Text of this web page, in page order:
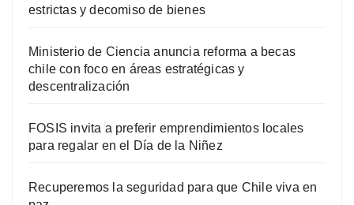
estrictas y decomiso de bienes
Ministerio de Ciencia anuncia reforma a becas
chile con foco en áreas estratégicas y
descentralización
FOSIS invita a preferir emprendimientos locales
para regalar en el Día de la Niñez
Recuperemos la seguridad para que Chile viva en